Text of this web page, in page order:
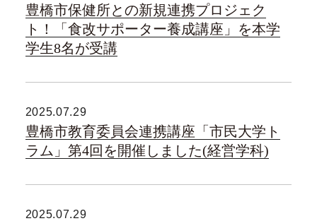
豊橋市保健所との新規連携プロジェク
ト！「食改サポーター養成講座」を本学
学生8名が受講
2025.07.29
豊橋市教育委員会連携講座「市民大学ト
ラム」第4回を開催しました(経営学科)
2025.07.29